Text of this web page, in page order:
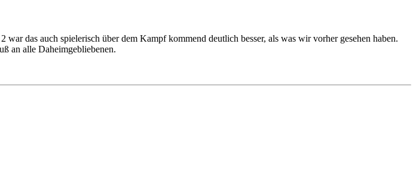
das auch spielerisch über dem Kampf kommend deutlich besser, als was wir vorher gesehen haben.
an alle Daheimgebliebenen.